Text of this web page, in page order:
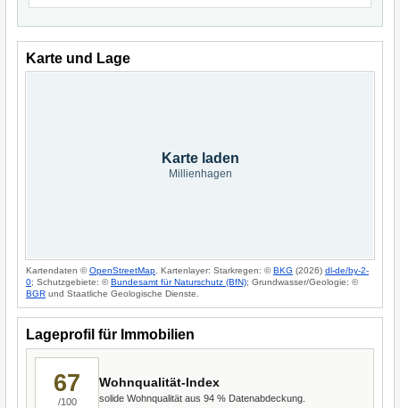
Karte und Lage
Karte laden
Millienhagen
Kartendaten ©OpenStreetMap . Kartenlayer: Starkregen: ©BKG (2026) dl-de/by-2-
0; Schutzgebiete: ©Bundesamt für Naturschutz (BfN); Grundwasser/Geologie: ©
BGR und Staatliche Geologische Dienste.
Lageprofil für Immobilien
67
/100
Wohnqualität-Index
solide Wohnqualität aus 94 % Datenabdeckung.